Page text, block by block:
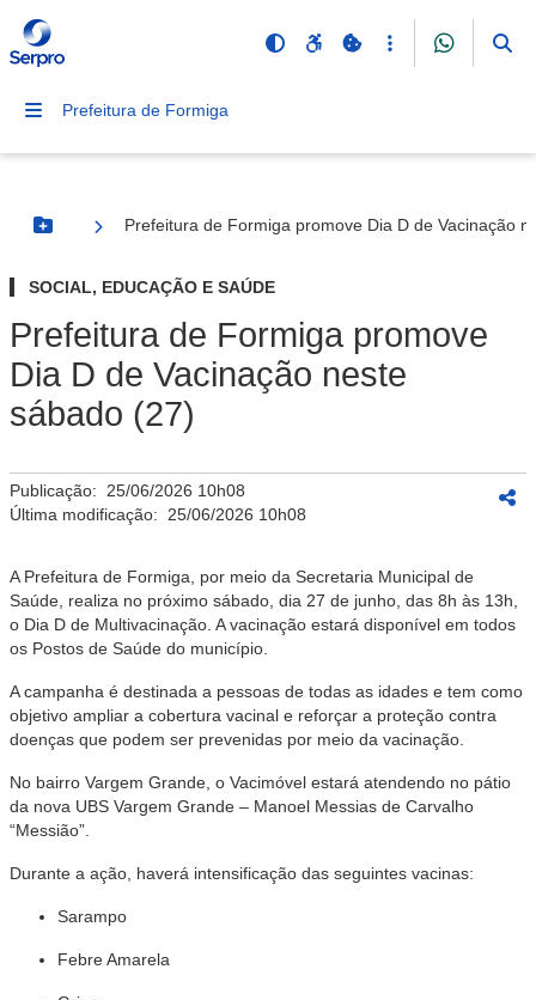
Prefeitura de Formiga
Botão Menu
Prefeitura de Formiga promove Dia D de Vacinação
SOCIAL, EDUCAÇÃO E SAÚDE
Prefeitura de Formiga promove
Dia D de Vacinação neste
sábado (27)
Publicação: 25/06/2026 10h08
Última modificação: 25/06/2026 10h08
A Prefeitura de Formiga, por meio da Secretaria Municipal de
Saúde, realiza no próximo sábado, dia 27 de junho, das 8h às 13h,
o Dia D de Multivacinação. A vacinação estará disponível em todos
os Postos de Saúde do município.
A campanha é destinada a pessoas de todas as idades e tem como
objetivo ampliar a cobertura vacinal e reforçar a proteção contra
doenças que podem ser prevenidas por meio da vacinação.
No bairro Vargem Grande, o Vacimóvel estará atendendo no pátio
da nova UBS Vargem Grande – Manoel Messias de Carvalho
“Messião”.
Durante a ação, haverá intensificação das seguintes vacinas:
Sarampo
Febre Amarela